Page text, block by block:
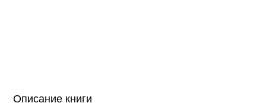
Описание книги